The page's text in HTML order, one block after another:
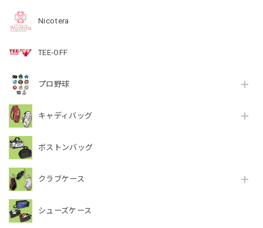
Nicotera
TEE-OFF
プロ野球
キャディバッグ
ボストンバッグ
クラブケース
シューズケース